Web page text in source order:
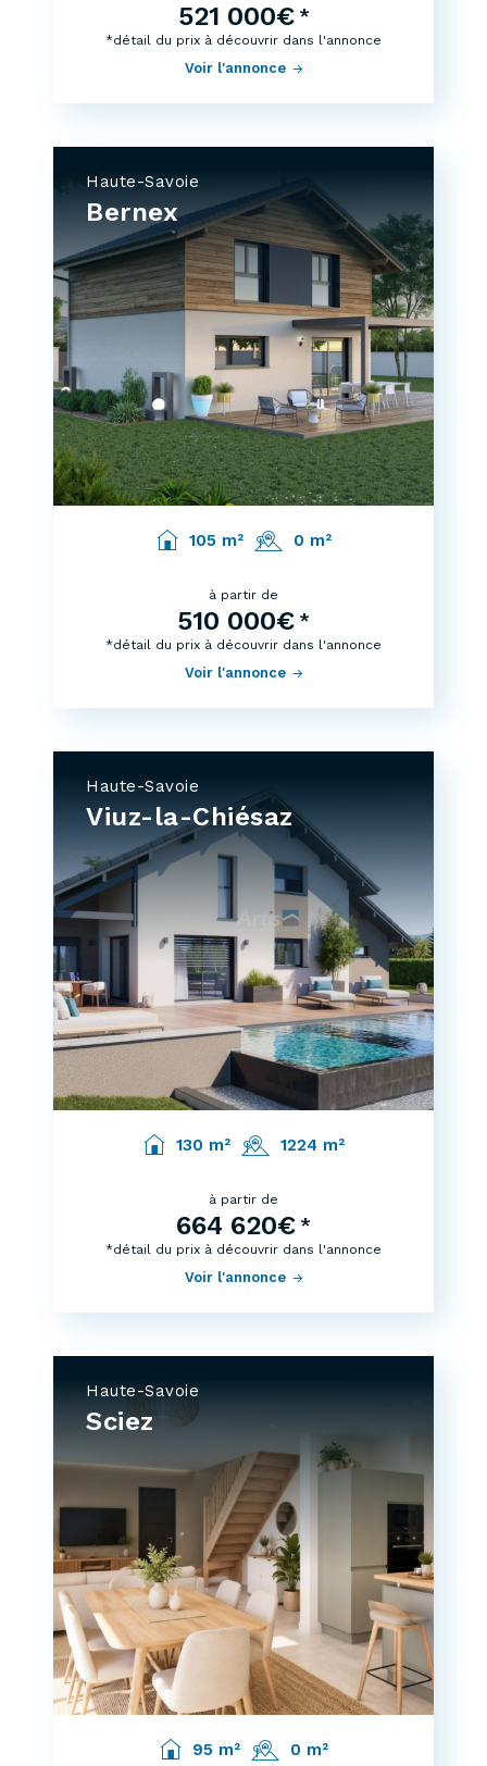
521 000€ *
Voir l'annonce
*détail du prix à découvrir dans l'annonce
Haute-Savoie
Bernex
105 m² 0 m²
à partir de
510 000€ *
Voir l'annonce
*détail du prix à découvrir dans l'annonce
Haute-Savoie
Viuz-la-Chiésaz
130 m² 1224 m²
à partir de
664 620€ *
Voir l'annonce
*détail du prix à découvrir dans l'annonce
Haute-Savoie
Sciez
95 m² 0 m²